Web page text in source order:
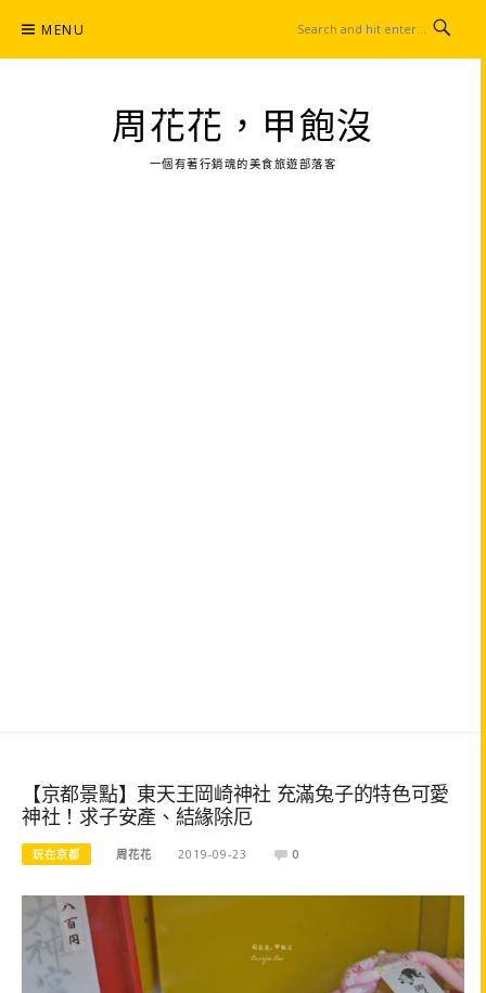
content
MENU
周花花，甲飽沒
一個有著行銷魂的美食旅遊部落客
【京都景點】東天王岡崎神社 充滿兔子的特色可愛
神社！求子安產、結緣除厄
玩在京都 周花花 2019-09-23 0